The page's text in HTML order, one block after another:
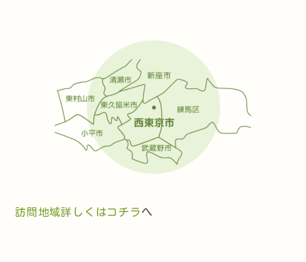
訪問地域詳しくはコチラ へ